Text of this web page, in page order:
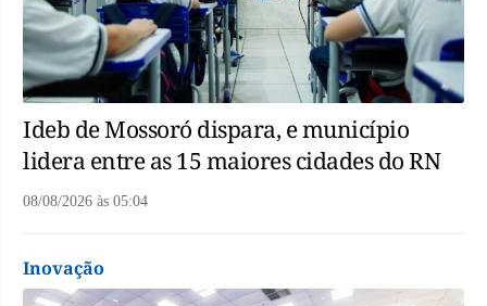
Ideb de Mossoró dispara, e município
lidera entre as 15 maiores cidades do RN
08/08/2026 às 05:04
Inovação